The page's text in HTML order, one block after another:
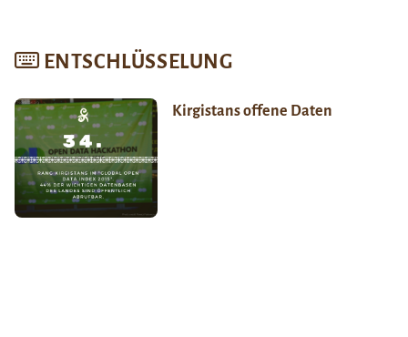
ENTSCHLÜSSELUNG
Kirgistans offene Daten